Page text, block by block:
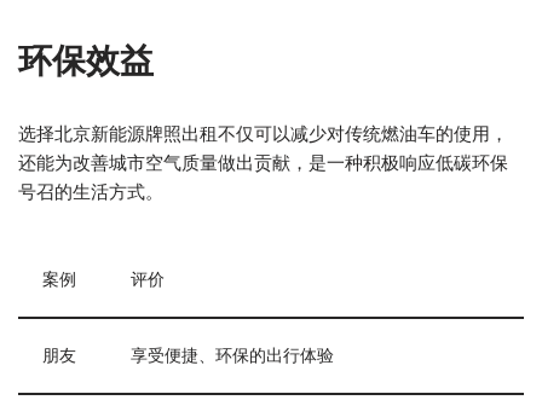
环保效益
选择北京新能源牌照出租不仅可以减少对传统燃油车的使用，
还能为改善城市空气质量做出贡献，是一种积极响应低碳环保
号召的生活方式。
案例 评价
朋友 享受便捷、环保的出行体验